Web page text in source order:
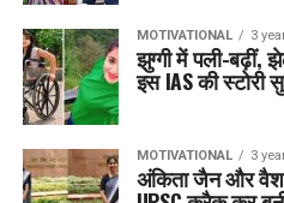
MOTIVATIONAL 3
झुग्गी में पली-बढ़ीं,
इस IAS की स्टोरी
MOTIVATIONAL 3
अंकिता जैन और